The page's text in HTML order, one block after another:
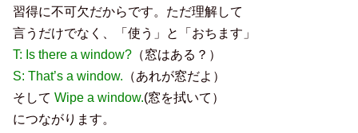
習得に不可欠だからです。ただ理解して
言うだけでなく、「使う」と「おちます」
T: Is there a window? （窓はある？）
S: That’s a window. （あれが窓だよ）
そして Wipe a window.(窓を拭いて）
につながります。